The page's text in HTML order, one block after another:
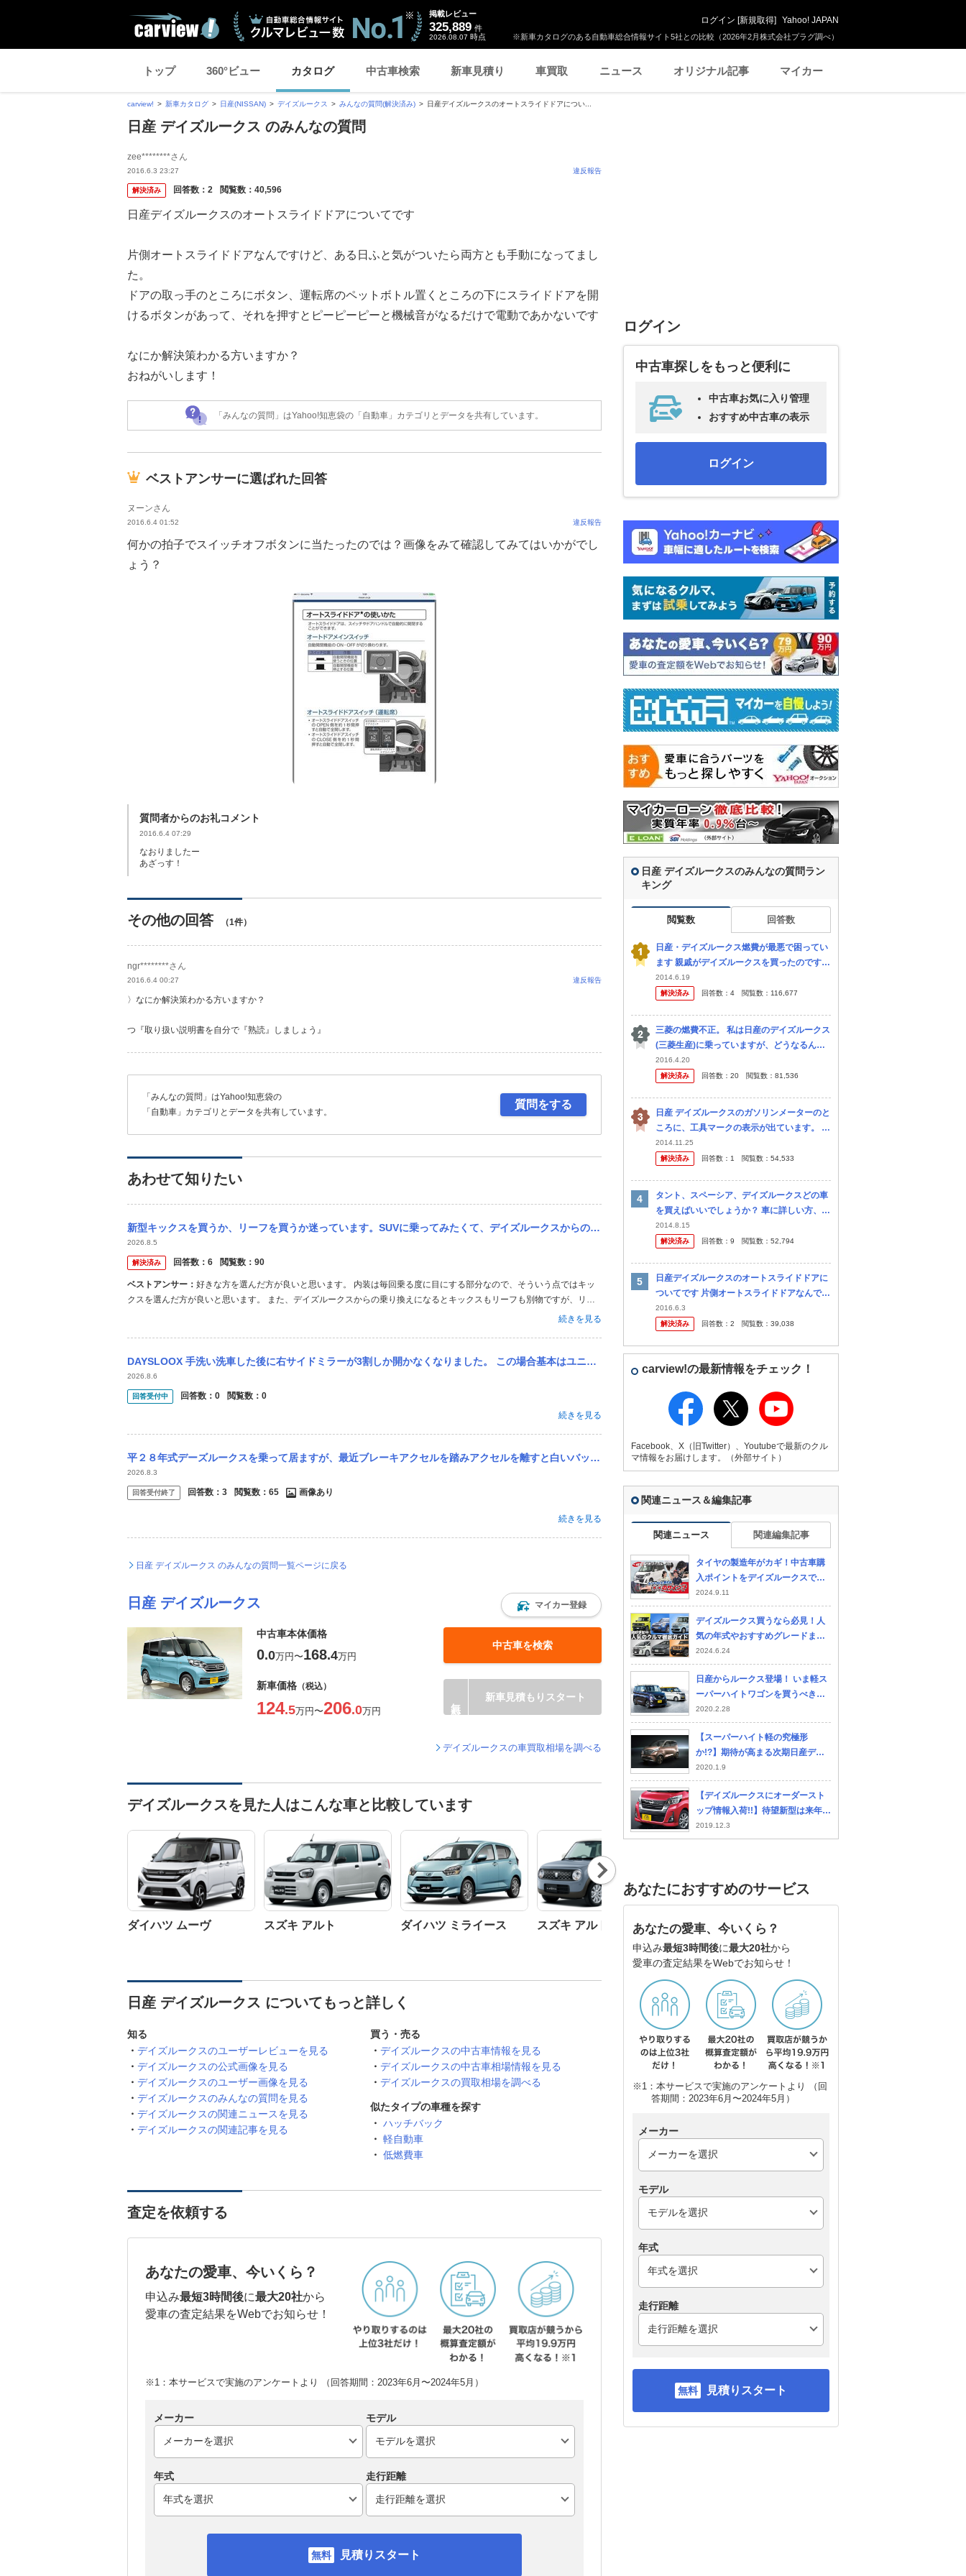
※新車カタログのある自動車総合情報サイト5社との比較（2026年2月株式会社プラグ調べ）
掲載レビュー
325,889 件
2026.08.07 時点
ログイン [新規取得] Yahoo! JAPAN
トップ 360°ビュー カタログ 中古車検索 新車見積り 車買取 ニュース オリジナル記事 マイカー
carview! 新車カタログ 日産(NISSAN) デイズルークス みんなの質問(解決済み) 日産デイズルークスのオートスライドドアについ...
日産 デイズルークス のみんなの質問
zee********さん
2016.6.3 23:27 違反報告
解決済み 回答数： 2 閲覧数： 40,596
日産デイズルークスのオートスライドドアについてです
片側オートスライドドアなんですけど、ある日ふと気がついたら両方とも手動になってまし
た。
ドアの取っ手のところにボタン、運転席のペットボトル置くところの下にスライドドアを開
けるボタンがあって、それを押すとピーピーピーと機械音がなるだけで電動であかないです
なにか解決策わかる方いますか？
おねがいします！
「みんなの質問」はYahoo!知恵袋の「自動車」カテゴリとデータを共有しています。
ベストアンサーに選ばれた回答
ヌーンさん
2016.6.4 01:52 違反報告
何かの拍子でスイッチオフボタンに当たったのでは？画像をみて確認してみてはいかがでし
ょう？
質問者からのお礼コメント
2016.6.4 07:29
なおりましたー
あざっす！
その他の回答 （1件）
ngr********さん
2016.6.4 00:27 違反報告
〉なにか解決策わかる方いますか？
つ『取り扱い説明書を自分で『熟読』しましょう』
「みんなの質問」はYahoo!知恵袋の
「自動車」カテゴリとデータを共有しています。
質問をする
あわせて知りたい
新型キックスを買うか、リーフを買うか迷っています。SUVに乗ってみたくて、デイズルークスからの乗り換えです。試乗したところ、どちらも良くて迷っています。 内装はキックスが気に入ったのですが、機能...
2026.8.5
解決済み 回答数： 6 閲覧数： 90
ベストアンサー： 好きな方を選んだ方が良いと思います。 内装は毎回乗る度に目にする部分なので、そういう点ではキッ
クスを選んだ方が良いと思います。 また、デイズルークスからの乗り換えになるとキックスもリーフも別物ですが、リー
フは電気自動車で、キックスはハイブリッド車なので使い勝手は大きく異なります。 ガソリンからEVへの乗り換えは色々
続きを見る
DAYSLOOX 手洗い洗車した後に右サイドミラーが3割しか開かなくなりました。 この場合基本はユニット交換になりますか？ ネットで色々調べたら（中身の部品だけ交換も可能）とも記載されてました。...
2026.8.6
回答受付中 回答数： 0 閲覧数： 0
続きを見る
平２８年式デーズルークスを乗って居ますが、最近ブレーキアクセルを踏みアクセルを離すと白いバッテリーマークが付きます。何故ですか？教えてください ※carview!から投稿された日産 デイズルーク...
2026.8.3
回答受付終了 回答数： 3 閲覧数： 65 画像あり
続きを見る
日産 デイズルークス のみんなの質問一覧ページに戻る
日産 デイズルークス マイカー登録
中古車本体価格
0.0万円〜168.4万円
中古車を検索
新車価格 （税込）
124.5万円〜206.0万円
新車見積もりスタート
デイズルークスの車買取相場を調べる
デイズルークスを見た人はこんな車と比較しています
ダイハツ ムーヴ スズキ アルト ダイハツ ミライース スズキ アルトラパン
ダイハツ ムーヴキャン
バス
Nex
t
日産 デイズルークス についてもっと詳しく
知る
デイズルークスのユーザーレビューを見る
デイズルークスの公式画像を見る
デイズルークスのユーザー画像を見る
デイズルークスのみんなの質問を見る
デイズルークスの関連ニュースを見る
デイズルークスの関連記事を見る
買う・売る
デイズルークスの中古車情報を見る
デイズルークスの中古車相場情報を見る
デイズルークスの買取相場を調べる
似たタイプの車種を探す
ハッチバック
軽自動車
低燃費車
査定を依頼する
あなたの愛車、今いくら？
申込み最短3時間後に最大20社から
愛車の査定結果をWebでお知らせ！
※1：本サービスで実施のアンケートより （回答期間：2023年6月〜2024年5月）
メーカー モデル
年式 走行距離
見積りスタート
ログイン
中古車探しをもっと便利に
中古車お気に入り管理
おすすめ中古車の表示
ログイン
日産 デイズルークスのみんなの質問ラン
キング
閲覧数 回答数
日産・デイズルークス燃費が最悪で困ってい
ます 親戚がデイズルークスを買ったのです
が、それまで乗っていた古いプレオよりも燃
費が悪いらしく乗ってみましたが余りの燃費
2014.6.19
解決済み
回答数： 4 閲覧数： 116,677
三菱の燃費不正。 私は日産のデイズルークス
(三菱生産)に乗っていますが、どうなるんで
しょうか？ 生産販売中止なので保証とかの可
能性はありますか？
2016.4.20
解決済み
回答数： 20 閲覧数： 81,536
日産 デイズルークスのガソリンメーターのと
ころに、工具マークの表示が出ています。 ネ
ジ回しのこのマークは、どういう意味なので
しょうか？ よろしくお願いいたします。 nis
2014.11.25
解決済み
回答数： 1 閲覧数： 54,533
タント、スペーシア、デイズルークスどの車
を買えばいいでしょうか？ 車に詳しい方、す
でにいずれかお持ちの方教えてください。 現
在普通車(アベンシス)に乗っていますが増車
2014.8.15
解決済み
回答数： 9 閲覧数： 52,794
日産デイズルークスのオートスライドドアに
ついてです 片側オートスライドドアなんです
けど、ある日ふと気がついたら両方とも手動
になってました。 ドアの取っ手のところにボ
2016.6.3
解決済み
回答数： 2 閲覧数： 39,038
carview!の最新情報をチェック！
Facebook、X（旧Twitter）、Youtubeで最新のクル
マ情報をお届けします。（外部サイト）
関連ニュース＆編集記事
関連ニュース 関連編集記事
タイヤの製造年がカギ！中古車購
入ポイントをデイズルークスでチ
ェック！【グー鑑定団 ＃12】
2024.9.11
デイズルークス買うなら必見！人
気の年式やおすすめグレードまで
【人気のクルマ中古購入ガイド】
2024.6.24
日産からルークス登場！ いま軽ス
ーパーハイトワゴンを買うべき、
たった一つの理由とは？
2020.2.28
【スーパーハイト軽の究極形
か!?】期待が高まる次期日産デイ
ズルークス衝撃の中身を徹底予測
2020.1.9
【デイズルークスにオーダースト
ップ情報入荷!!】待望新型は来年3
月発売＆三菱はeKスペースクロス
投入!!!
2019.12.3
あなたにおすすめのサービス
あなたの愛車、今いくら？
申込み最短3時間後に最大20社から
愛車の査定結果をWebでお知らせ！
※1：本サービスで実施のアンケートより （回
答期間：2023年6月〜2024年5月）
メーカー
モデル
年式
走行距離
見積りスタート